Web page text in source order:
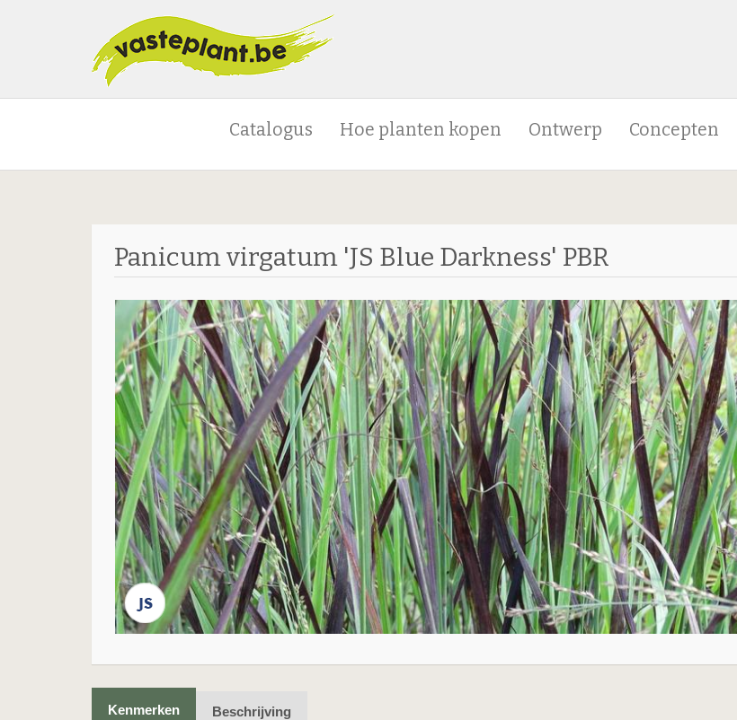
Catalogus Hoe planten kopen Ontwerp Concepten
Panicum virgatum 'JS Blue Darkness' PBR
Kenmerken Beschrijving